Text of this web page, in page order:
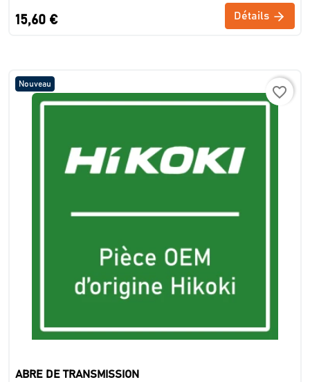
15,60 € Détails
Nouveau
favorite_border
ABRE DE TRANSMISSION